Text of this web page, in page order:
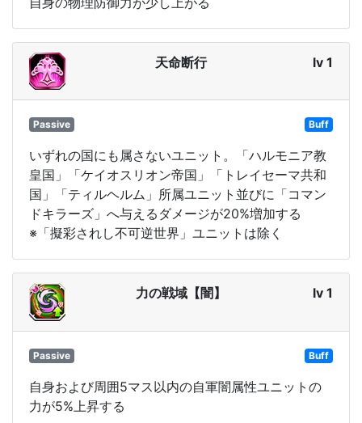
天命断行 lv 1
Passive Buff
いずれの国にも属さないユニット。「ハルモニア教
皇国」「ケイオスリオン帝国」「トレイセーマ共和
国」「ティルヘルム」所属ユニット並びに「コマン
ドキラーズ」へ与えるダメージが20%増加する
※「擬彩されし不可逆世界」ユニットは除く
力の戦域【闇】 lv 1
Passive Buff
自身および周囲5マス以内の自軍闇属性ユニットの
力が5%上昇する